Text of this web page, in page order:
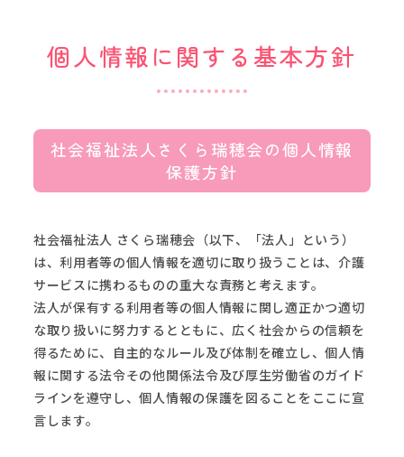
個人情報に関する基本方針
社会福祉法人さくら瑞穂会の個人情報
保護方針
社会福祉法人 さくら瑞穂会（以下、「法人」という）
は、利用者等の個人情報を適切に取り扱うことは、介護
サービスに携わるものの重大な責務と考えます。
法人が保有する利用者等の個人情報に関し適正かつ適切
な取り扱いに努力するとともに、広く社会からの信頼を
得るために、自主的なルール及び体制を確立し、個人情
報に関する法令その他関係法令及び厚生労働省のガイド
ラインを遵守し、個人情報の保護を図ることをここに宣
言します。